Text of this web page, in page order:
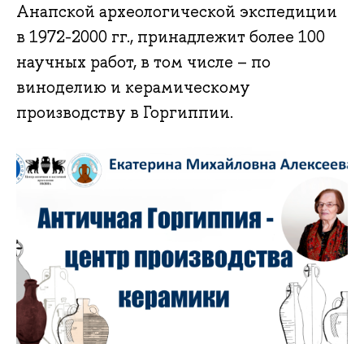
Анапской археологической экспедиции
в 1972-2000 гг., принадлежит более 100
научных работ, в том числе – по
виноделию и керамическому
производству в Горгиппии.